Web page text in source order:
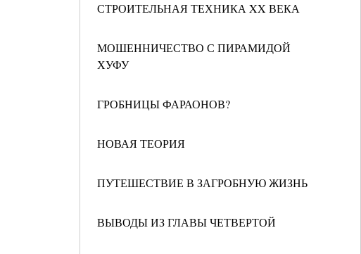
СТРОИТЕЛЬНАЯ ТЕХНИКА XX ВЕКА
МОШЕННИЧЕСТВО С ПИРАМИДОЙ
ХУФУ
ГРОБНИЦЫ ФАРАОНОВ?
НОВАЯ ТЕОРИЯ
ПУТЕШЕСТВИЕ В ЗАГРОБНУЮ ЖИЗНЬ
ВЫВОДЫ ИЗ ГЛАВЫ ЧЕТВЕРТОЙ